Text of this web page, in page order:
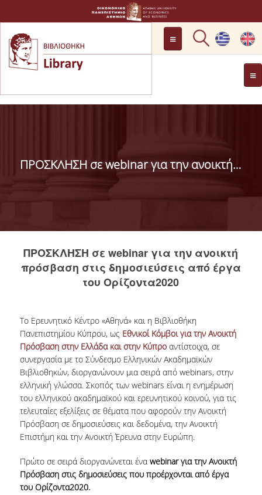
OPENING HOURS
GENERAL INFORMATION
LIBRARY COMMITTEE
PROJECTS
COLLECTIONS
ELECTRONIC
RESOURCES
DEPOSITORY LIBRARIES
SERVICES
BORROWING
COPYING – PRINTING
SERVICES
ΠΡΟΣΚΛΗΣΗ σε webinar για την ανοικτή πρόσβαση στις δημοσιεύσεις από έργα του Ορίζοντα2020
ΠΡΟΣΚΛΗΣΗ σε webinar για την ανοικτή
πρόσβαση στις δημοσιεύσεις από έργα
του Ορίζοντα2020
Το Ερευνητικό Κέντρο «Αθηνά» και η Βιβλιοθήκη
Πανεπιστημίου Κύπρου, ως Εθνικοί Κόμβοι για την Ανοικτή
Πρόσβαση στην Ελλάδα και στην Κύπρο αντίστοιχα, σε
συνεργασία με το Σύνδεσμο Ελληνικών Ακαδημαϊκών
Βιβλιοθηκών, διοργανώνουν μια σειρά από webinars, στην
ελληνική γλώσσα. Σκοπός των webinars είναι η ενημέρωση
του ελληνικού ακαδημαϊκού και ερευνητικού κοινού, για τις
τελευταίες εξελίξεις σε θέματα που αφορούν την Ανοικτή
Πρόσβαση σε δημοσιεύσεις και δεδομένα, την Ανοικτή
Επιστήμη και την Ανοικτή Έρευνα στην Ευρώπη.
Πρώτο σε σειρά διοργανώνεται ένα webinar για την Ανοικτή
Πρόσβαση στις δημοσιεύσεις που προέρχονται από έργα
του Ορίζοντα2020.